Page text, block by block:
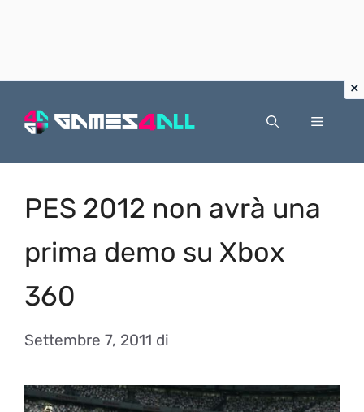
Menu
PES 2012 non avrà una
prima demo su Xbox
360
Settembre 7, 2011 di